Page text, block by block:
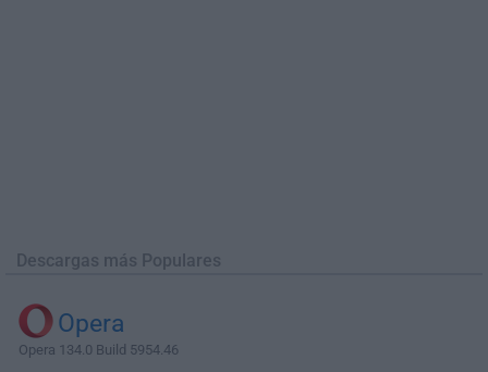
Descargas más Populares
Opera
Opera 134.0 Build 5954.46